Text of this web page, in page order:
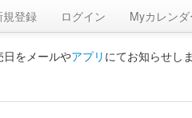
規登録 ログイン Myカレンダ
日をメールやアプリ にてお知らせし